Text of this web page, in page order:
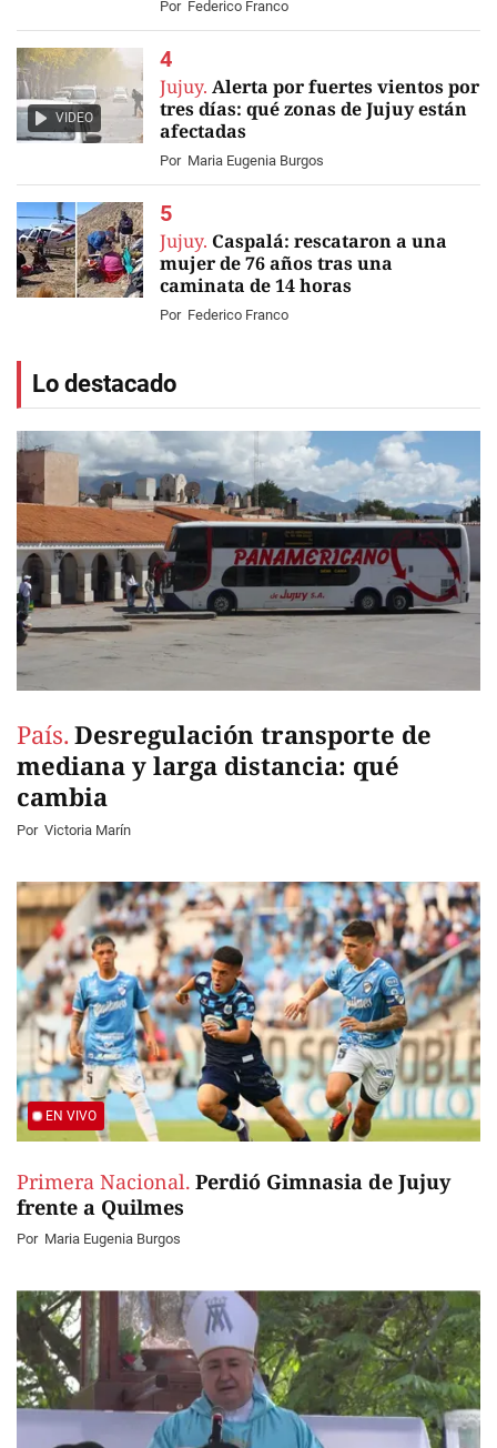
Por Federico Franco
VIDEO
Jujuy. Alerta por fuertes vientos por
tres días: qué zonas de Jujuy están
afectadas
Por Maria Eugenia Burgos
Jujuy. Caspalá: rescataron a una
mujer de 76 años tras una
caminata de 14 horas
Por Federico Franco
Lo destacado
País. Desregulación transporte de
mediana y larga distancia: qué
cambia
Por Victoria Marín
EN VIVO
Primera Nacional. Perdió Gimnasia de Jujuy
frente a Quilmes
Por Maria Eugenia Burgos